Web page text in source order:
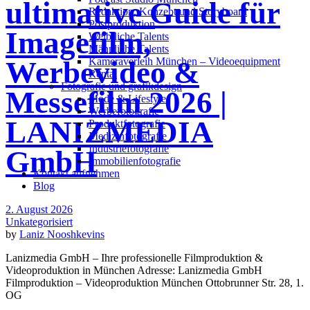
Redak­ti­on, Kon­zept und Storyboard
Post­pro­duk­ti­on
Weiblliche Talents
Männliche Talents
Kameraverleih München – Videoequipment
Rental
Fotografie und grafikdesign
Mode & Lifestyle
Werbefotografie
Produktfotografie
Medizinfotografie
Industriefotografie
Immobilienfotografie
Kontakt aufnehmen
Blog
ultimative Guide für
Imagefilm,
Werbevideo &
Messefilm 2026 |
LANIZMEDIA
GmbH
2. August 2026
Unkategorisiert
by Laniz Nooshkevins
Lanizmedia GmbH – Ihre professionelle Filmproduktion &
Videoproduktion in München Adresse: Lanizmedia GmbH
Filmproduktion – Videoproduktion München Ottobrunner Str. 28, 1.
OG